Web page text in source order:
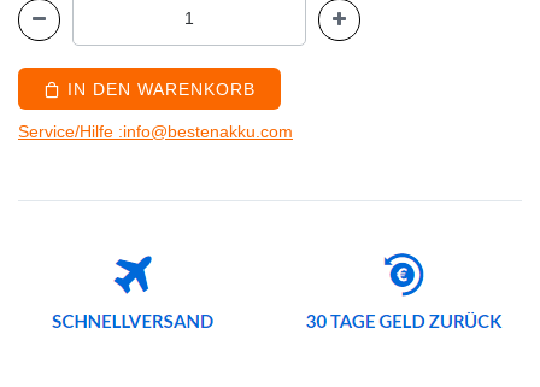
IN DEN WARENKORB
Service/Hilfe :info@bestenakku.com